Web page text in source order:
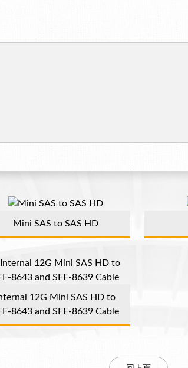
Mini SAS to SAS HD
12G Mini SAS HD to
8643 and SFF-8639 Cable